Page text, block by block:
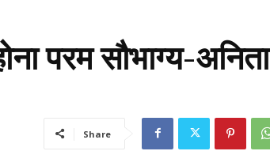
परम सौभाग्य-अनिता
Share